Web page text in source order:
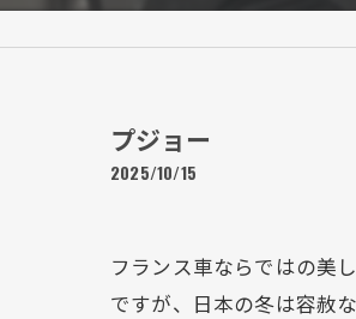
プジョー
2025/10/15
フランス車ならではの美
ですが、日本の冬は容赦な